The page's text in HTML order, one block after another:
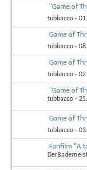
"Game of
tubbacco -
Game of
tubbacco -
Game of
tubbacco -
"Game of
tubbacco -
Game of
tubbacco -
Fanfilm "A